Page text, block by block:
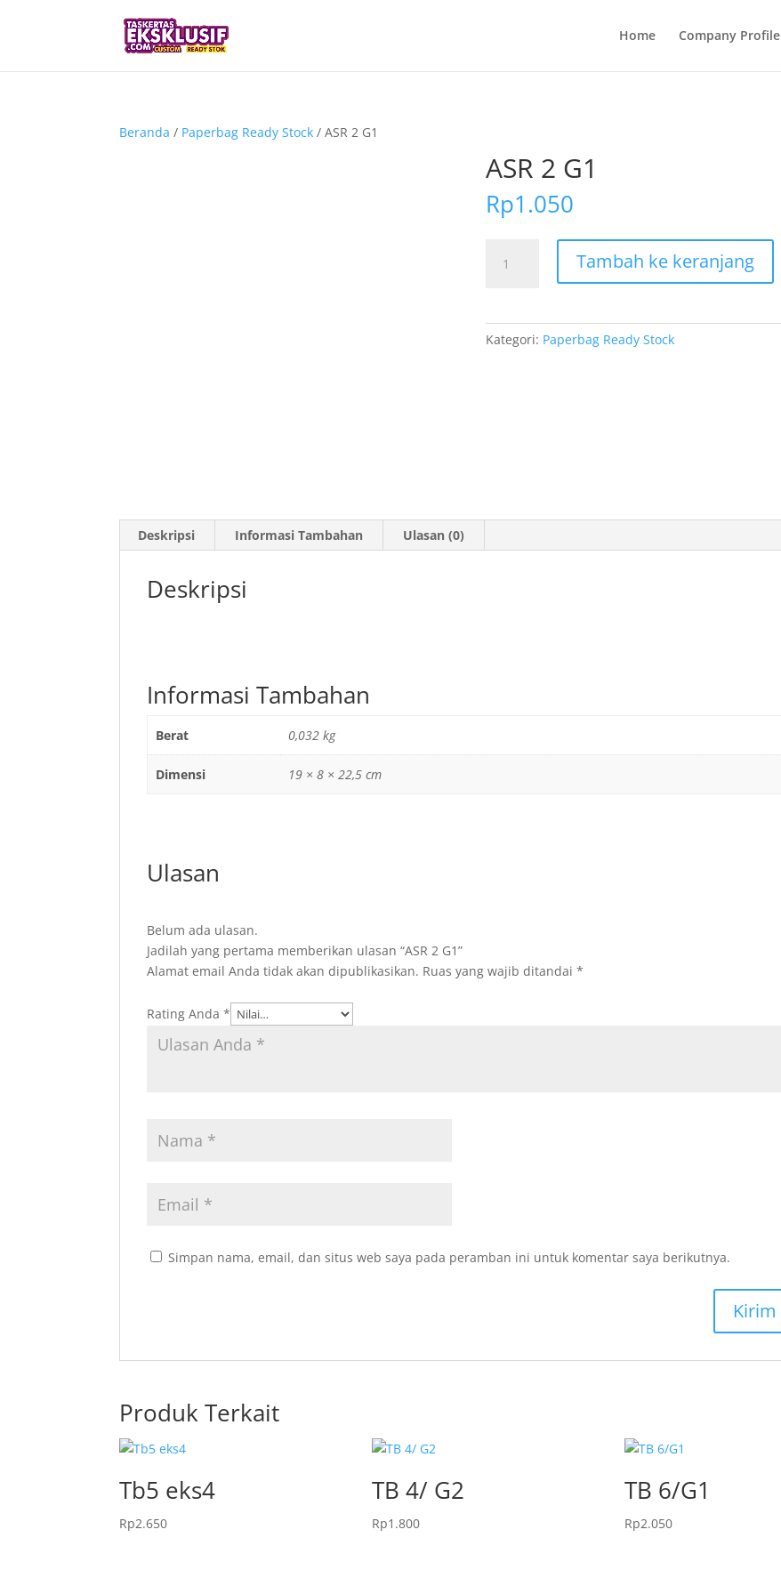
Home Company Profile
Beranda / Paperbag Ready Stock / ASR 2 G1
ASR 2 G1
Rp1.050
ASR
Tambah ke keranjang
Kategori: Paperbag Ready Stock
Deskripsi Informasi Tambahan Ulasan (0)
Deskripsi
Informasi Tambahan
Berat 0,032 kg
Dimensi 19 × 8 × 22,5 cm
Ulasan
Belum ada ulasan.
Jadilah yang pertama memberikan ulasan “ASR 2 G1”
Alamat email Anda tidak akan dipublikasikan. Ruas yang wajib ditandai*
Rating Anda*
Simpan nama, email, dan situs web saya pada peramban ini untuk komentar saya berikutnya.
Produk Terkait
Tb5 eks4
Rp2.650
TB 4/ G2
Rp1.800
TB 6/G1
Rp2.050